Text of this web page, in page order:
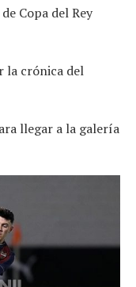
Copa del Rey
la crónica del
llegar a la galería